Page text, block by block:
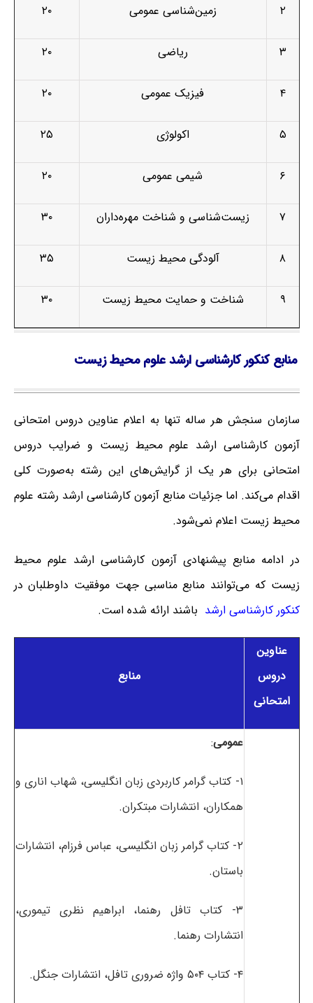
۲ زمین‌شناسی عمومی ۲۰
۳ ریاضی ۲۰
۴ فیزیک عمومی ۲۰
۵ اکولوژی ۲۵
۶ شیمی عمومی ۲۰
۷ زیست‌شناسی و شناخت مهره‌داران ۳۰
۸ آلودگی محیط زیست ۳۵
۹ شناخت و حمایت محیط زیست ۳۰
منابع کنکور کارشناسی ارشد علوم محیط زیست
سازمان سنجش هر ساله تنها به اعلام عناوین دروس امتحانی
آزمون کارشناسی ارشد علوم محیط زیست و ضرایب دروس
امتحانی برای هر یک از گرایش‌های این رشته به‌صورت کلی
اقدام می‌کند. اما جزئیات منابع آزمون کارشناسی ارشد رشته علوم
محیط زیست اعلام نمی‌شود.
در ادامه منابع پیشنهادی آزمون کارشناسی ارشد علوم محیط
زیست که می‌توانند منابع مناسبی جهت موفقیت داوطلبان در
کنکور کارشناسی ارشد باشند ارائه شده است.
عناوین
دروس
امتحانی
منابع
عمومی:
۱- کتاب گرامر کاربردی زبان انگلیسی، شهاب اناری و
همکاران، انتشارات مبتکران.
۲- کتاب گرامر زبان انگلیسی، عباس فرزام، انتشارات
باستان.
۳- کتاب تافل رهنما، ابراهیم نظری تیموری،
انتشارات رهنما.
۴- کتاب ۵۰۴ واژه ضروری تافل، انتشارات جنگل.